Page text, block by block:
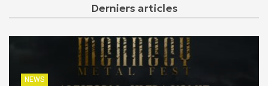
Derniers articles
NEWS